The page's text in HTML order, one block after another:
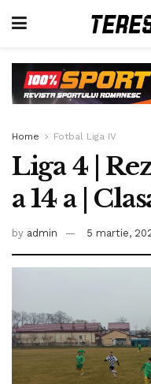
Home Fotbal Liga IV
Liga 4 |
a 14 a |
by admin 5 martie,